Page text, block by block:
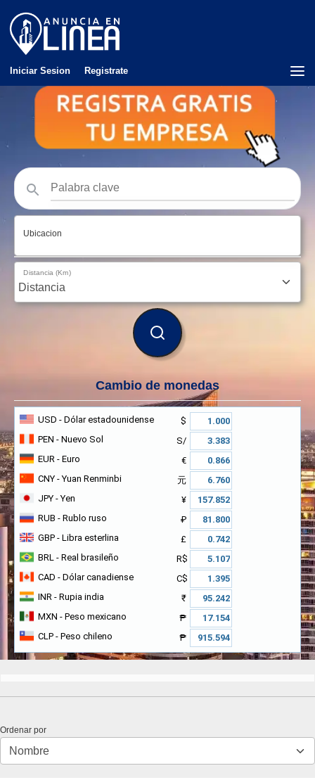
Iniciar Sesion Registrate
Ubicacion
Distancia (Km)
BUSCAR
Cambio de monedas
USD - Dólar estadounidense
$
PEN - Nuevo Sol
S/
EUR - Euro
€
CNY - Yuan Renminbi
元
JPY - Yen
¥
RUB - Rublo ruso
₽
GBP - Libra esterlina
£
BRL - Real brasileño
R$
CAD - Dólar canadiense
C$
INR - Rupia india
₹
MXN - Peso mexicano
₱
CLP - Peso chileno ₱
Ordenar por